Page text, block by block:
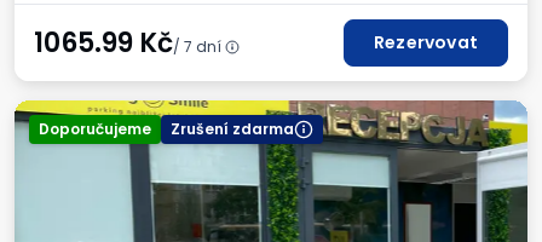
1065.99 Kč/ 7 dní Rezervovat
Doporučujeme Zrušení zdarma